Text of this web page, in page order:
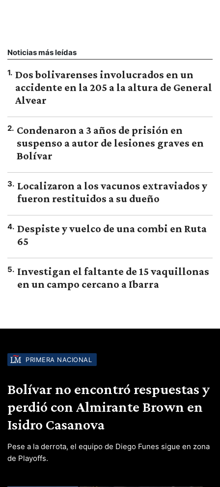
Noticias más leídas
1. Dos bolivarenses involucrados en un
accidente en la 205 a la altura de General
Alvear
2. Condenaron a 3 años de prisión en
suspenso a autor de lesiones graves en
Bolívar
3. Localizaron a los vacunos extraviados y
fueron restituidos a su dueño
4. Despiste y vuelco de una combi en Ruta
65
5. Investigan el faltante de 15 vaquillonas
en un campo cercano a Ibarra
PRIMERA NACIONAL
Bolívar no encontró respuestas y
perdió con Almirante Brown en
Isidro Casanova
Pese a la derrota, el equipo de Diego Funes sigue en zona
de Playoffs.